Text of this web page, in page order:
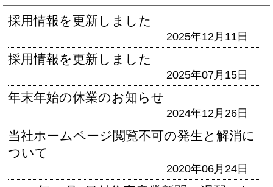
採用情報を更新しました
2025年12月11日
採用情報を更新しました
2025年07月15日
年末年始の休業のお知らせ
2024年12月26日
当社ホームページ閲覧不可の発生と解消に
ついて
2020年06月24日